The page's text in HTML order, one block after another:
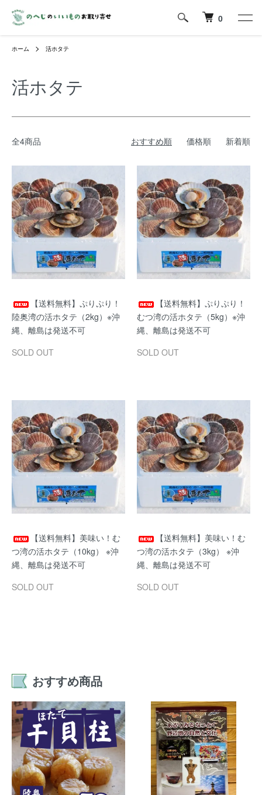
0
ホーム 活ホタテ
活ホタテ
全4商品 おすすめ順 価格順 新着順
【送料無料】ぷりぷり！
陸奥湾の活ホタテ（2kg）※沖
縄、離島は発送不可
SOLD OUT
【送料無料】ぷりぷり！
むつ湾の活ホタテ（5kg）※沖
縄、離島は発送不可
SOLD OUT
【送料無料】美味い！む
つ湾の活ホタテ（10kg） ※沖
縄、離島は発送不可
SOLD OUT
【送料無料】美味い！む
つ湾の活ホタテ（3kg） ※沖
縄、離島は発送不可
SOLD OUT
おすすめ商品